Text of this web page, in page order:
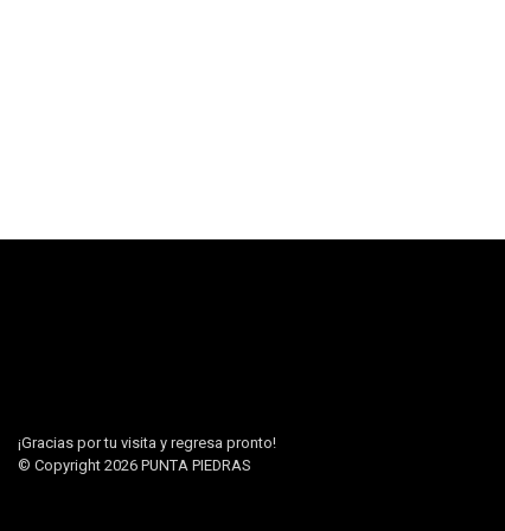
¡Gracias por tu visita y regresa pronto!
© Copyright 2026 PUNTA PIEDRAS